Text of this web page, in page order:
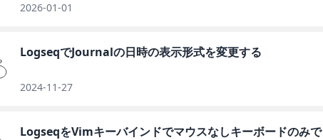
2026-01-01
LogseqでJournalの日時の表示形式を変更する
2024-11-27
LogseqをVimキーバインドでマウスなしキーボードのみで